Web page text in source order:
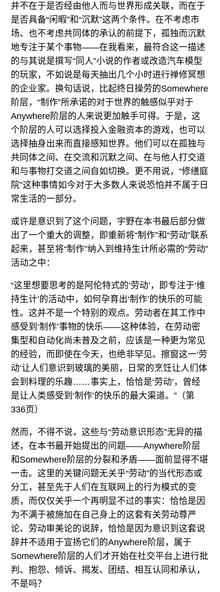
并不在于是否经由他人而与世界形成关联，而在于
是否具备“闲暇”和“沉默”这两个条件。在不考虑市
场、也不考虑共同体的承认的前提下，孤独而沉默
地专注于某个事物——在我看来，最符合这一描述
的与其说是撰写“同人”小说的作者或改造汽车模型
的玩家，不如说是每天抽出几个小时进行禅修冥想
的企业家。换句话说，比起终日操劳的Somewhere
阶层，“制作”所承诺的对于世界的触感似乎对于
Anywhere阶层的人来说更加触手可得。于是，这
个阶层的人可以选择投入金融资本的游戏，也可以
选择抽身出来而直接感知世界。他们可以在孤独与
共同体之间、在交流和沉默之间、在与他人打交道
和与事物打交道之间自如切换。更不用说，“修缮庭
院”这种事情如今对于大多数人来说恐怕并不属于日
常生活的一部分。
或许是意识到了这个问题，宇野在本书最后部分做
出了一个重大的调整，即重新将“制作”和“劳动”联系
起来，甚至将“制作”纳入到维持生计所必需的“劳动”
活动之中：
“这里想要思考的是阿伦特式的‘劳动’，即专注于‘维
持生计’的活动中，如何孕育出‘制作’的快乐的可能
性。这并不是一个特别的观点。劳动者在其工作中
感受到‘制作’事物的快乐——这种体验，在劳动密
集型和自动化尚未普及之前，应该是一种更为常见
的经验，而即使在今天，也绝非罕见。擦窗这一‘劳
动’让人们意识到玻璃的美丽，日常的烹饪让人们体
会到料理的乐趣……事实上，恰恰是‘劳动’，曾经
是让人类感受到‘制作’的快乐的最大渠道。”（第
336页）
然而，不得不说，这些与“劳动意识形态”无异的描
述，在本书最开始提出的问题——Anywhere阶层
和Somewhere阶层的分裂和矛盾——面前显得不堪
一击。这里的关键问题无关乎“劳动”的当代形态或
分工，甚至先于人们在互联网上的行为模式的变
质，而仅仅关乎一个再明显不过的事实：恰恰是因
为不满于被施加在自己身上的这套有关劳动尊严
论、劳动审美论的说辞，恰恰是因为意识到这套说
辞并不适用于宣扬它们的Anywhere阶层，属于
Somewhere阶层的人们才开始在社交平台上进行批
判、抱怨、倾诉、揭发、团结、相互认同和承认，
不是吗？